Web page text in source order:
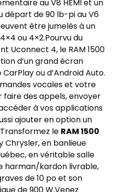
au V8 HEMI et un
départ de 90 lb-pi au V6
être jumelés à un
ou 4×2.Pourvu du
Uconnect 4, le RAM 1500
d’un grand écran
ou d’Android Auto.
vocales et votre
des appels, envoyer
à vos applications
ajouter en option un
le RAM 1500
Chrysler, en banlieue
en véritable salle
harman/kardon livrable,
de 10 po et son